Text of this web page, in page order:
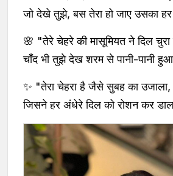
जो देखे तुझे, बस तेरा हो जाए उसका
🌸 "तेरे चेहरे की मासूमियत ने दिल चुरा
चाँद भी तुझे देख शरम से पानी-पानी
✨ "तेरा चेहरा है जैसे सुबह का उजाला,
जिसने हर अंधेरे दिल को रोशन कर